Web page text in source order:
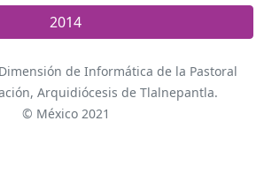
2014
de Informática de la Pastoral
Arquidiócesis de Tlalnepantla.
© México 2021